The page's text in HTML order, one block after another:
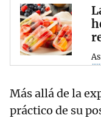
Más allá de la
práctico de su